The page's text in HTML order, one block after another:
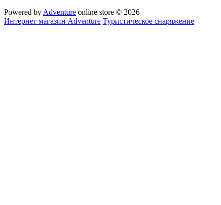
Powered by Adventure online store © 2026
Интернет магазин Adventure Туристическое снаряжение